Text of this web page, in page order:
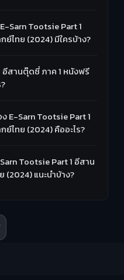
Sarn Tootsie Part 1
ไทย (2024) มีใครบ้าง?
อีสานตุ๊ดซี่ ภาค 1 หนังฟรี
E-Sarn Tootsie Part 1
ไทย (2024) คืออะไร?
Tootsie Part 1 อีสาน
(2024) แนะนำบ้าง?